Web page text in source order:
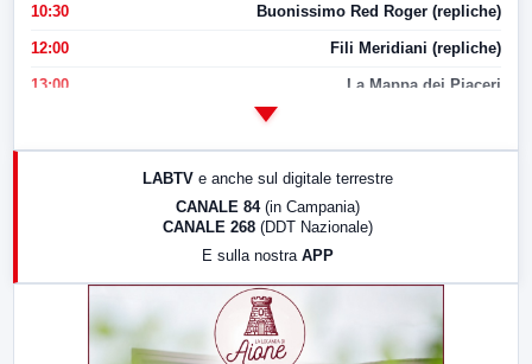
10:30 Buonissimo Red Roger (repliche)
12:00 Fili Meridiani (repliche)
13:00 La Mappa dei Piaceri
17:00 LabNews (replica)
LABTV e anche sul digitale terrestre
CANALE 84 (in Campania)
CANALE 268 (DDT Nazionale)
E sulla nostra APP